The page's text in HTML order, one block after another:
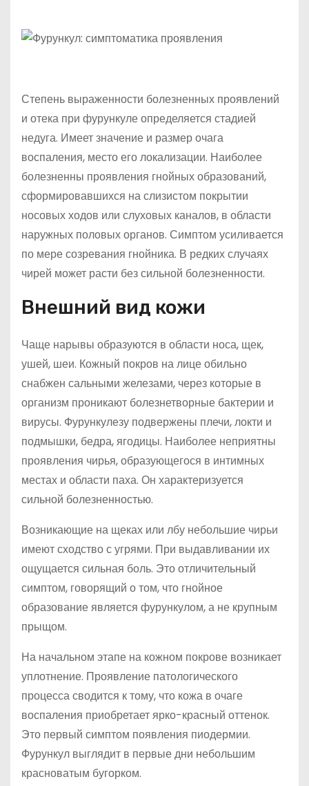
Степень выраженности болезненных проявлений
и отека при фурункуле определяется стадией
недуга. Имеет значение и размер очага
воспаления, место его локализации. Наиболее
болезненны проявления гнойных образований,
сформировавшихся на слизистом покрытии
носовых ходов или слуховых каналов, в области
наружных половых органов. Симптом усиливается
по мере созревания гнойника. В редких случаях
чирей может расти без сильной болезненности.
Внешний вид кожи
Чаще нарывы образуются в области носа, щек,
ушей, шеи. Кожный покров на лице обильно
снабжен сальными железами, через которые в
организм проникают болезнетворные бактерии и
вирусы. Фурункулезу подвержены плечи, локти и
подмышки, бедра, ягодицы. Наиболее неприятны
проявления чирья, образующегося в интимных
местах и области паха. Он характеризуется
сильной болезненностью.
Возникающие на щеках или лбу небольшие чирьи
имеют сходство с угрями. При выдавливании их
ощущается сильная боль. Это отличительный
симптом, говорящий о том, что гнойное
образование является фурункулом, а не крупным
прыщом.
На начальном этапе на кожном покрове возникает
уплотнение. Проявление патологического
процесса сводится к тому, что кожа в очаге
воспаления приобретает ярко-красный оттенок.
Это первый симптом появления пиодермии.
Фурункул выглядит в первые дни небольшим
красноватым бугорком.